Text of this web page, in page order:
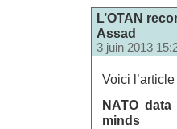
L’OTAN
Assad
3 juin 2013
Voici
NATO
minds